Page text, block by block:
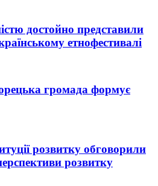
достойно представили
етнофестивалі
громада формує
розвитку обговорили
розвитку